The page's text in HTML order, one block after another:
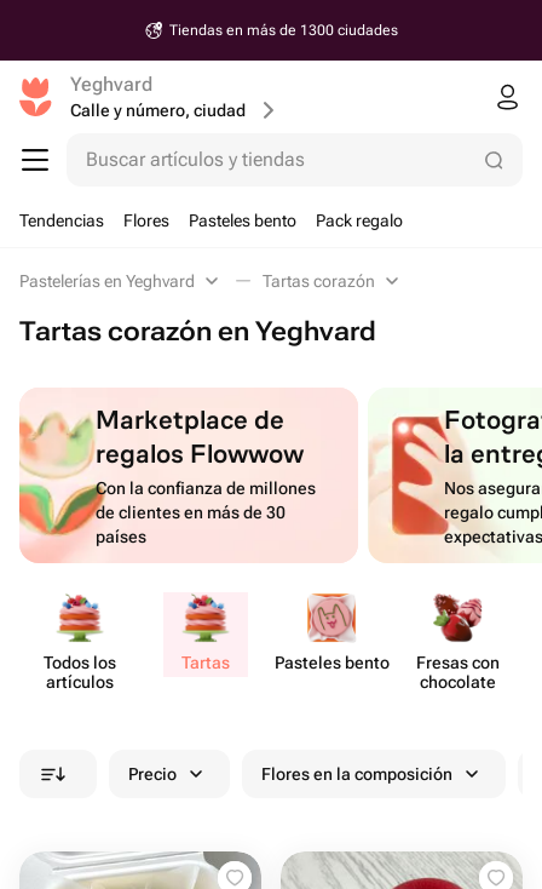
Tiendas en más de 1300 ciudades
Yeghvard
Calle y número, ciudad
Buscar artículos y tiendas
Tendencias Flores Pasteles bento Pack regalo
Pastelerías en Yeghvard Tartas corazón
Tartas corazón en Yeghvard
Marketplace de
regalos Flowwow
Con la confianza de millones
de clientes en más de 30
países
la
Nos
regalo
Todos los
artículos
Tartas Pasteles bento
Fresas con
chocolate
Precio Flores en la composición